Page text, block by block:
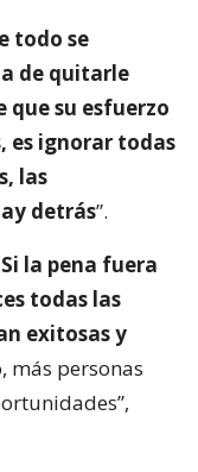
todo se
de quitarle
que su esfuerzo
es ignorar todas
las
detrás”.
Si la pena fuera
todas las
exitosas y
más personas